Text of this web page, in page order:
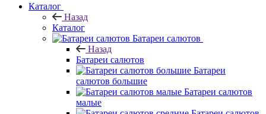
Каталог
Назад
Каталог
Батареи салютов
Назад
Батареи салютов
Батареи
салютов большие
Батареи салютов
малые